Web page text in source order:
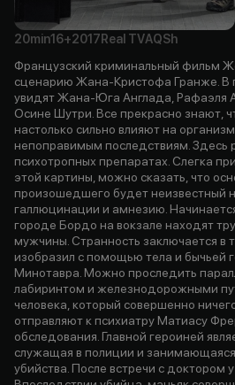
20min16+2017 Real TVAQSh
Французский криминальный фильм
сценарию Жана-Кристофа Гранже. В
увидят Жана-Юга Англада, Рафаэля
Осине Шутри. Все прекрасно знают,
настолько сильно влияют на
непоправимым последствиям. Здесь
психотропных препаратах. Слегка
этой картины, можно сказать, что
произошедшего будет неизвестный
галлюцинации и амнезию.
городе Бордо на вокзале находят
мужчины. Странность заключается в
изобразил с помощью тела и бычьей
Минотавра. Можно проследить
лабиринтом и железнодорожными
человека, который совершенно
отправляют к психиатру Матиасу
обследования. Главной героиней
служащая в полиции и
убийства. После встречи с доктором